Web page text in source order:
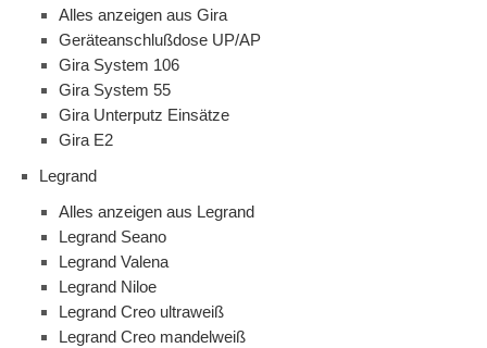
Alles anzeigen aus Gira
Geräteanschlußdose UP/AP
Gira System 106
Gira System 55
Gira Unterputz Einsätze
Gira E2
Legrand
Alles anzeigen aus Legrand
Legrand Seano
Legrand Valena
Legrand Niloe
Legrand Creo ultraweiß
Legrand Creo mandelweiß